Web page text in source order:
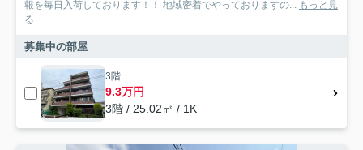
報を毎日入荷しております！！ 地域密着でやっておりますの... もっと見
る
募集中の部屋
3階
9.3万円
3階 / 25.02㎡ / 1K